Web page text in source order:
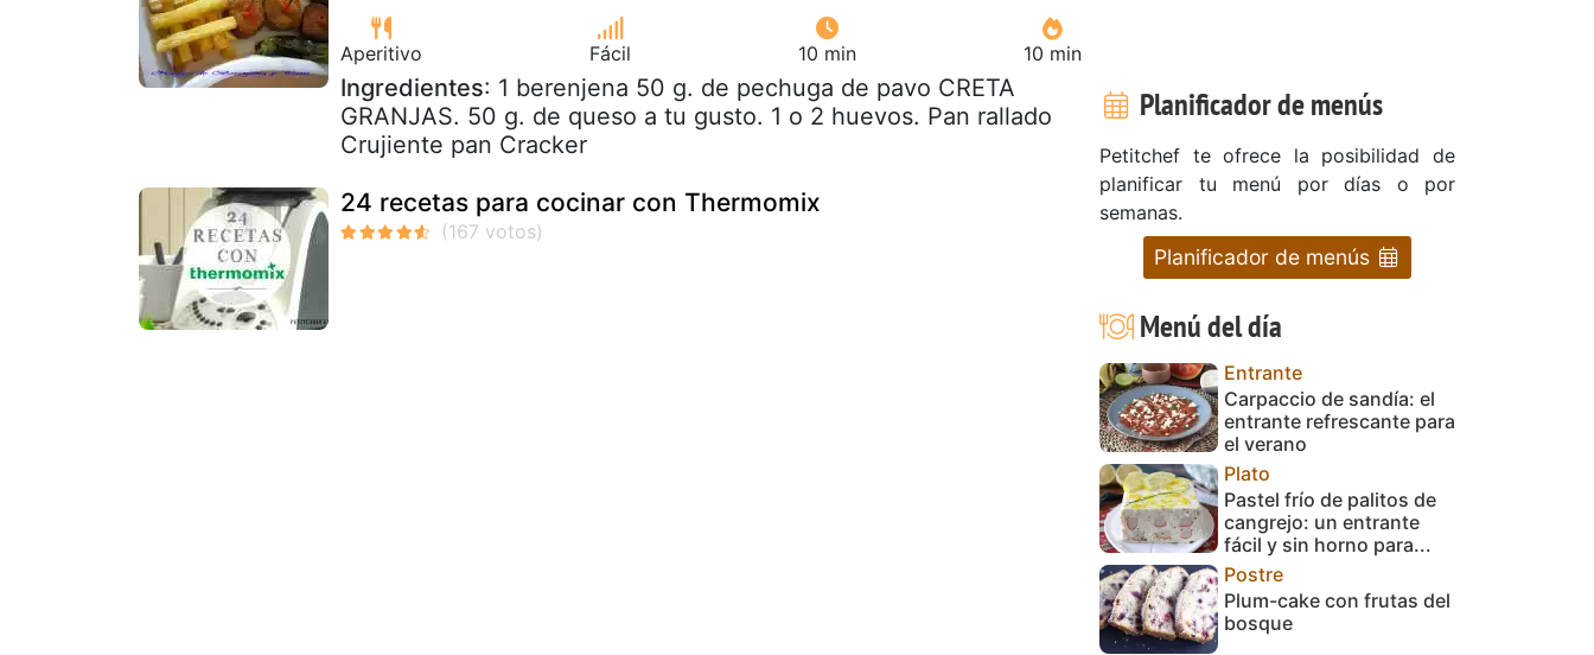
Aperitivo Fácil 10 min 10 min
Ingredientes: 1 berenjena 50 g. de pechuga de pavo CRETA
GRANJAS. 50 g. de queso a tu gusto. 1 o 2 huevos. Pan rallado
Crujiente pan Cracker
24 recetas para cocinar con Thermomix
Planificador de menús
Petitchef te ofrece la posibilidad de
planificar tu menú por días o por
semanas.
Planificador de menús
Menú del día
Entrante
Carpaccio de sandía: el
entrante refrescante para
el verano
Plato
Pastel frío de palitos de
cangrejo: un entrante
fácil y sin horno para...
Postre
Plum-cake con frutas del
bosque